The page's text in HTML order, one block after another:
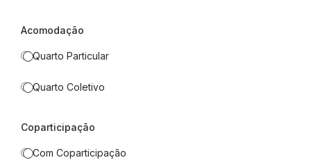
Acomodação
Quarto Particular
Quarto Coletivo
Coparticipação
Com Coparticipação